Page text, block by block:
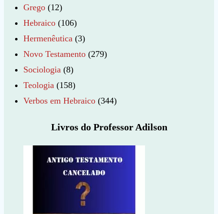
Grego (12)
Hebraico (106)
Hermenêutica (3)
Novo Testamento (279)
Sociologia (8)
Teologia (158)
Verbos em Hebraico (344)
Livros do Professor Adilson